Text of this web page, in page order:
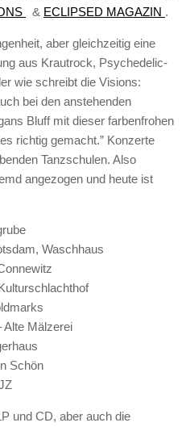
& ECLIPSED MAGAZIN .
aber gleichzeitig eine
aus Krautrock, Psychedelic-
wie schreibt die Visions:
bei den anstehenden
Bluff mit dieser farbenfrohen
richtig gemacht.” Konzerte
Tanzschulen. Also
angezogen und heute ist
Waschhaus
Alte Mälzerei
Schön
und CD, aber auch die